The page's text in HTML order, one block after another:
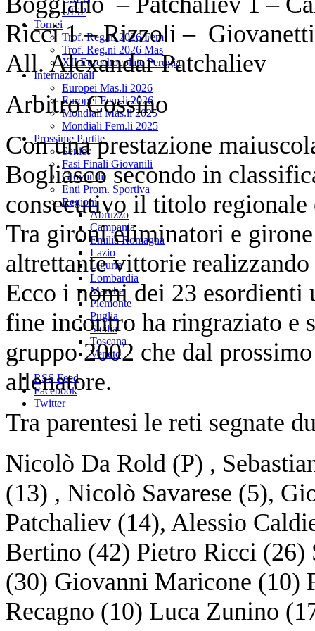
UISP
Tornei
Trof. Reg.ni 2026 Fem
Trof. Reg.ni 2026 Mas
XII Eurochocolate Perugia
Internazionali
Europei Mas.li 2026
Europei Fem.li 2026
Mondiali Mas.li 2025
Mondiali Fem.li 2025
Prossime Partite
Senior
Fasi Finali Giovanili
Giovanili
Enti Prom. Sportiva
Regioni
Abruzzo
Campania
Emilia Romagna
Lazio
Liguria
Lombardia
Marche
Piemonte
Puglia
Sicilia
Toscana
Veneto
RSS Feed
Facebook
Twitter
Ricci 1 – Rizzoli –
All. Alexandar Patchaliev
Arbitro Cossino
Con una prestazione
Bogliasco secondo in
consecutivo il titolo regionale
Tra gironi eliminatori e
altrettante vittorie
Ecco i nomi dei 23 esordienti
fine incontro ha ringraziato e
gruppo 2002 che dal
allenatore.
Tra parentesi le reti segnate
Nicolò Da Rold (P) ,
(13) , Nicolò Savarese (5),
Patchaliev (14), Alessio
Bertino (42) Pietro Ricci (26)
(30) Giovanni Maricone (10)
Recagno (10) Luca Zunino